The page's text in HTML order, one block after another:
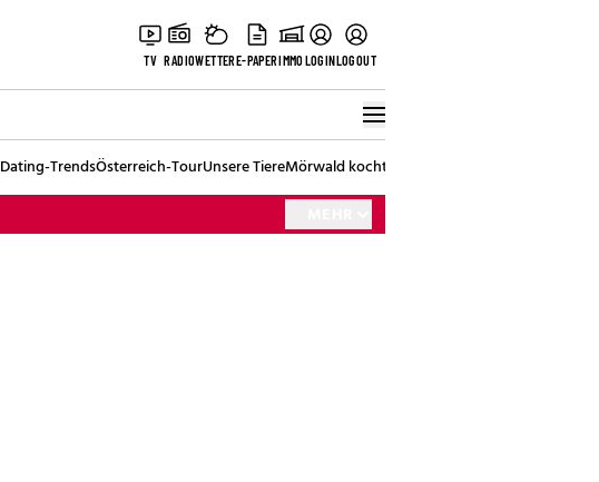
TV RADIOWETTERE-PAPERIMMOLOGINLOGOUT
Dating-TrendsÖsterreich-TourUnsere TiereMörwald kocht